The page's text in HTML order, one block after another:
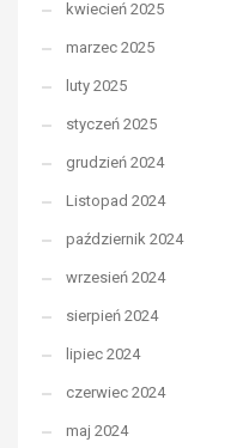
kwiecień 2025
marzec 2025
luty 2025
styczeń 2025
grudzień 2024
Listopad 2024
październik 2024
wrzesień 2024
sierpień 2024
lipiec 2024
czerwiec 2024
maj 2024